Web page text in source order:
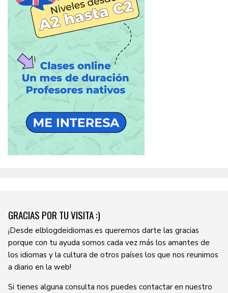
GRACIAS POR TU VISITA :)
¡Desde elblogdeidiomas.es queremos darte las gracias
porque con tu ayuda somos cada vez más los amantes de
los idiomas y la cultura de otros países los que nos reunimos
a diario en la web!
Si tienes alguna consulta nos puedes contactar en nuestro